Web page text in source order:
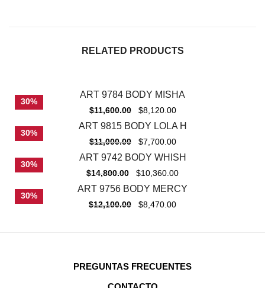
RELATED PRODUCTS
30%
ART 9784 BODY MISHA
$11,600.00 $8,120.00
30%
ART 9815 BODY LOLA H
$11,000.00 $7,700.00
30%
ART 9742 BODY WHISH
$14,800.00 $10,360.00
30%
ART 9756 BODY MERCY
$12,100.00 $8,470.00
PREGUNTAS FRECUENTES